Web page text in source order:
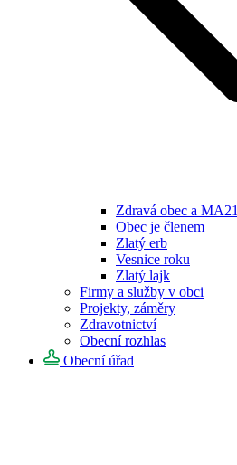
Zdravá obec a MA21
Obec je členem
Zlatý erb
Vesnice roku
Zlatý lajk
Firmy a služby v obci
Projekty, záměry
Zdravotnictví
Obecní rozhlas
Obecní úřad